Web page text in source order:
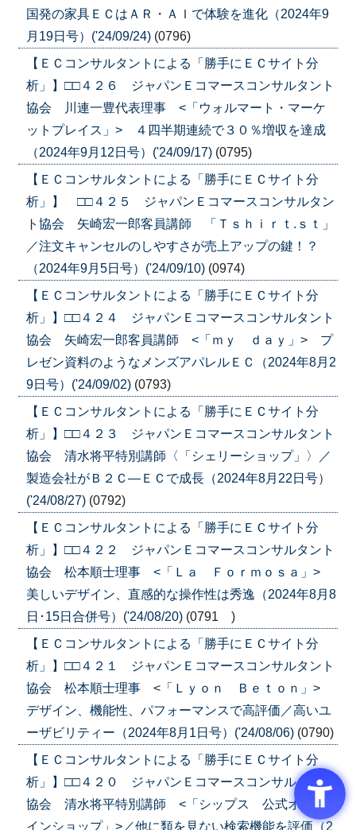
国発の家具ＥＣはＡＲ・ＡＩで体験を進化（2024年9
月19日号）('24/09/24) (0796)
【ＥＣコンサルタントによる「勝手にＥＣサイト分
析」】□□４２６ ジャパンＥコマースコンサルタント
協会 川連一豊代表理事 <「ウォルマート・マーケ
ットプレイス」> ４四半期連続で３０％増収を達成
（2024年9月12日号）('24/09/17) (0795)
【ＥＣコンサルタントによる「勝手にＥＣサイト分
析」】 □□４２５ ジャパンＥコマースコンサルタン
ト協会 矢崎宏一郎客員講師 「Ｔｓｈｉｒｔ.ｓｔ」
／注文キャンセルのしやすさが売上アップの鍵！？
（2024年9月5日号）('24/09/10) (0974)
【ＥＣコンサルタントによる「勝手にＥＣサイト分
析」】□□４２４ ジャパンＥコマースコンサルタント
協会 矢崎宏一郎客員講師 <「ｍｙ ｄａｙ」> プ
レゼン資料のようなメンズアパレルＥＣ（2024年8月2
9日号）('24/09/02) (0793)
【ＥＣコンサルタントによる「勝手にＥＣサイト分
析」】□□４２３ ジャパンＥコマースコンサルタント
協会 清水将平特別講師〈「シェリーショップ」〉／
製造会社がＢ２Ｃ―ＥＣで成長（2024年8月22日号）
('24/08/27) (0792)
【ＥＣコンサルタントによる「勝手にＥＣサイト分
析」】□□４２２ ジャパンＥコマースコンサルタント
協会 松本順士理事 <「Ｌａ Ｆｏｒｍｏｓａ」>
美しいデザイン、直感的な操作性は秀逸（2024年8月8
日･15日合併号）('24/08/20) (0791 )
【ＥＣコンサルタントによる「勝手にＥＣサイト分
析」】□□４２１ ジャパンＥコマースコンサルタント
協会 松本順士理事 <「Ｌｙｏｎ Ｂｅｔｏｎ」>
デザイン、機能性、パフォーマンスで高評価／高いユ
ーザビリティー（2024年8月1日号）('24/08/06) (0790)
【ＥＣコンサルタントによる「勝手にＥＣサイト分
析」】□□４２０ ジャパンＥコマースコンサルタント
協会 清水将平特別講師 <「シップス 公式オンラ
インショップ」>／他に類を見ない検索機能を評価（2